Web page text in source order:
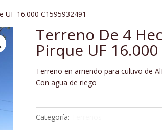
16.000 C1595932491
Terreno De 4
Pirque UF
Terreno en arriendo para cultivo de
Con agua de riego
Categoría: